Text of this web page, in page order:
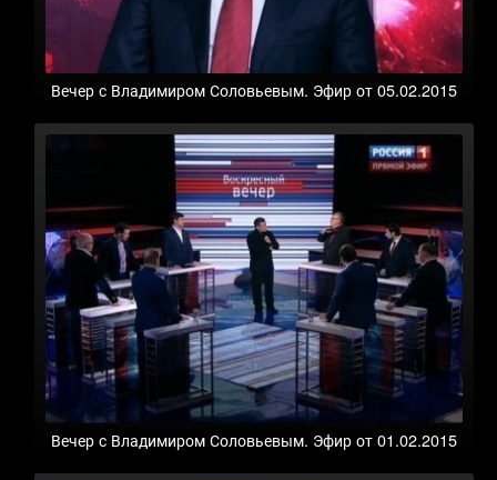
Вечер с Владимиром Соловьевым. Эфир от 05.02.2015
Вечер с Владимиром Соловьевым. Эфир от 01.02.2015